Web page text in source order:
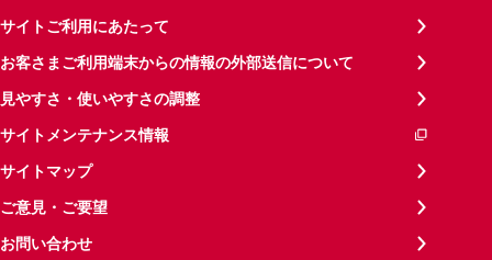
サイトご利用にあたって
お客さまご利用端末からの情報の外部送信について
見やすさ・使いやすさの調整
サイトメンテナンス情報
サイトマップ
ご意見・ご要望
お問い合わせ